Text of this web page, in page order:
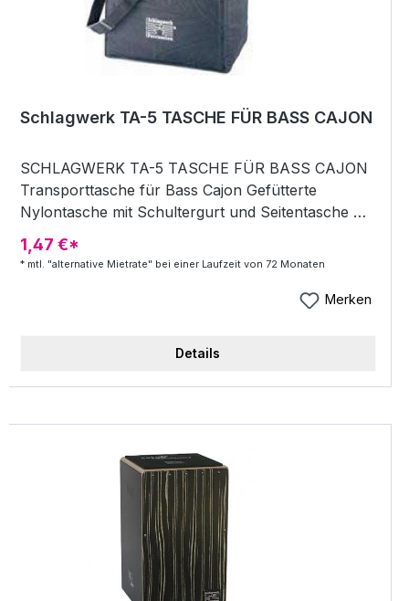
Schlagwerk TA-5 TASCHE FÜR BASS CAJON
SCHLAGWERK TA-5 TASCHE FÜR BASS CAJON
Transporttasche für Bass Cajon Gefütterte
Nylontasche mit Schultergurt und Seitentasche Die
optimale Lösung um mit Ihrer Cajon mobil zu sein
Maße: 50x30x50 cm
1,47 €*
* mtl. "alternative Mietrate" bei einer Laufzeit von 72 Monaten
Merken
Details